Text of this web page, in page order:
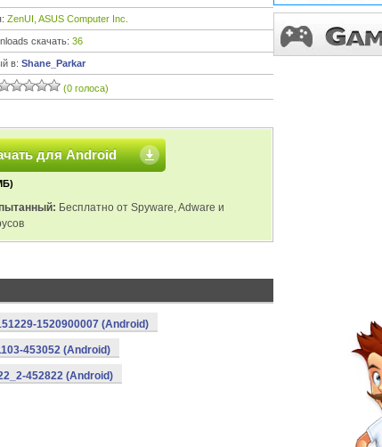
ZenUI, ASUS Computer Inc.
скачать: 36
в: Shane_Parkar
(0 голоса)
для Android
Бесплатно от Spyware, Adware и
1520900007 (Android)
453052 (Android)
452822 (Android)